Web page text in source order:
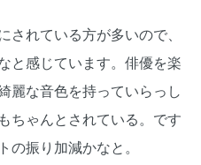
れている方が多いので、
と感じています。俳優を楽
麗な音色を持っていらっし
ちゃんとされている。です
振り加減かなと。